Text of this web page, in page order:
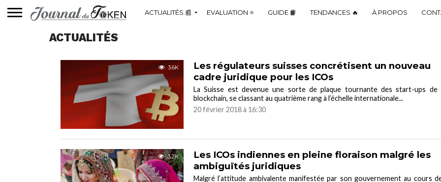
ACTUALITÉS 📰 EVALUATION ⭐ GUIDE 📙 TENDANCES 🔥 À PROPOS
ACTUALITÉS
3.6K
Les régulateurs suisses concrétisent un nouveau
cadre juridique pour les ICOs
La Suisse est devenue une sorte de plaque tournante des start-ups de
blockchain, se classant au quatrième rang à l’échelle internationale...
20 février 2018 à 16:30
3.2K
Les ICOs indiennes en pleine floraison malgré les
ambiguïtés juridiques
Malgré l’attitude ambivalente manifestée par son gouvernement au cours